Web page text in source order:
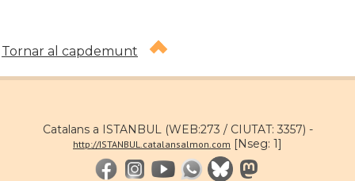
Tornar al capdemunt
Catalans a ISTANBUL (WEB:273 / CIUTAT: 3357) -
http://ISTANBUL.catalansalmon.com [Nseg: 1]